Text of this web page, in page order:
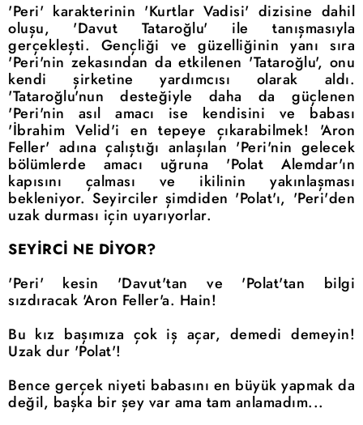
'Peri' karakterinin 'Kurtlar Vadisi' dizisine dahil
oluşu, 'Davut Tataroğlu' ile tanışmasıyla
gerçekleşti. Gençliği ve güzelliğinin yanı sıra
'Peri'nin zekasından da etkilenen 'Tataroğlu', onu
kendi şirketine yardımcısı olarak aldı.
'Tataroğlu'nun desteğiyle daha da güçlenen
'Peri'nin asıl amacı ise kendisini ve babası
'İbrahim Velid'i en tepeye çıkarabilmek! 'Aron
Feller' adına çalıştığı anlaşılan 'Peri'nin gelecek
bölümlerde amacı uğruna 'Polat Alemdar'ın
kapısını çalması ve ikilinin yakınlaşması
bekleniyor. Seyirciler şimdiden 'Polat'ı, 'Peri'den
uzak durması için uyarıyorlar.
SEYİRCİ NE DİYOR?
'Peri' kesin 'Davut'tan ve 'Polat'tan bilgi
sızdıracak 'Aron Feller'a. Hain!
Bu kız başımıza çok iş açar, demedi demeyin!
Uzak dur 'Polat'!
Bence gerçek niyeti babasını en büyük yapmak da
değil, başka bir şey var ama tam anlamadım...